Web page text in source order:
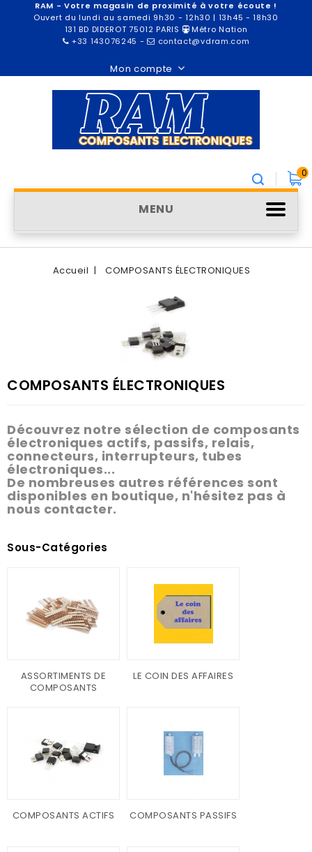
RAM - Votre magasin de proximité à votre écoute !
Ouvert du lundi au samedi 9h30 - 12h30 | 13h45 - 18h30
131 BD DIDEROT 75012 PARIS
Métro Nation
+33 143076245 - contact@vdram.com
Mon compte
0
MENU
Accueil COMPOSANTS ÉLECTRONIQUES
COMPOSANTS ÉLECTRONIQUES
Découvrez notre sélection de composants
électroniques actifs, passifs, relais,
connecteurs, interrupteurs, tubes
électroniques...
De nombreuses autres références sont
disponibles en boutique, n'hésitez pas à
nous contacter.
Sous-Catégories
ASSORTIMENTS DE
COMPOSANTS
LE COIN DES AFFAIRES
COMPOSANTS ACTIFS COMPOSANTS PASSIFS